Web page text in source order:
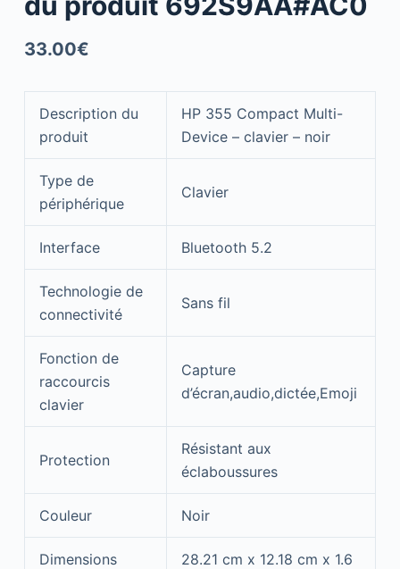
33.00€
Description du
produit
HP 355 Compact Multi-
Device – clavier – noir
Type de
périphérique
Clavier
Interface Bluetooth 5.2
Technologie de
connectivité
Sans fil
Fonction de
raccourcis
clavier
Capture
d’écran,audio,dictée,Emoji
Protection
Résistant aux
éclaboussures
Couleur Noir
Dimensions
28.21 cm x 12.18 cm x 1.6